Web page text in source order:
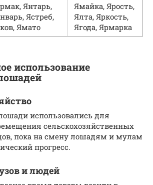
Янтарь,
Ястреб,
Ямато
Ямайка, Ярость,
Ялта, Яркость,
Ягода, Ярмарка
использование
использовались для
сельскохозяйственных
пока на смену лошадям и мулам
прогресс.
и людей